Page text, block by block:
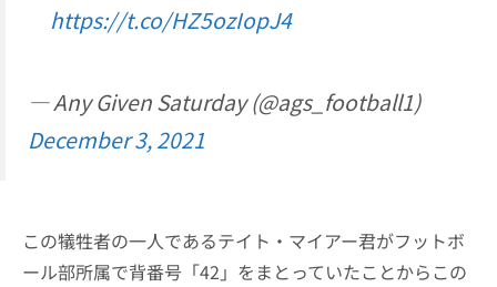
https://t.co/HZ5ozIopJ4
— Any Given Saturday (@ags_football1)
December 3, 2021
この犠牲者の一人であるテイト・マイアー君がフットボ
ール部所属で背番号「42」をまとっていたことからこの